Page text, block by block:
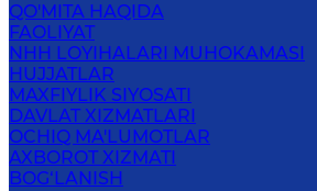
QO'MITA HAQIDA
FAOLIYAT
NHH LOYIHALARI MUHOKAMASI
HUJJATLAR
MAXFIYLIK SIYOSATI
DAVLAT XIZMATLARI
OCHIQ MA'LUMOTLAR
AXBOROT XIZMATI
BOG‘LANISH